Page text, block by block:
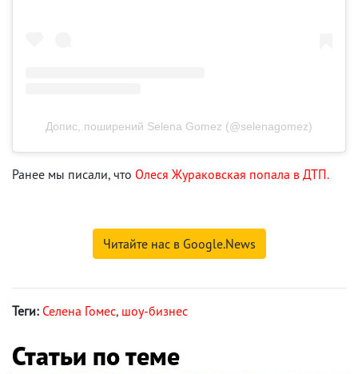
Допис, поширений Selena Gomez (@selenagomez)
Ранее мы писали, что Олеся Жураковская попала в ДТП.
Читайте нас в Google.News
Теги: Селена Гомес, шоу-бизнес
Статьи по теме